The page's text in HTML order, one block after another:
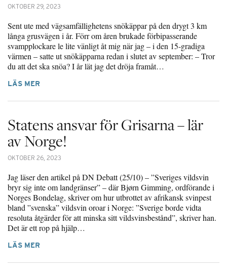
OKTOBER 29, 2023
Sent ute med vägsamfällighetens snökäppar på den drygt 3 km
långa grusvägen i år. Förr om åren brukade förbipasserande
svampplockare le lite vänligt åt mig när jag – i den 15-gradiga
värmen – satte ut snökäpparna redan i slutet av september: – Tror
du att det ska snöa? I år lät jag det dröja framåt…
LÄS MER
Statens ansvar för Grisarna – lär
av Norge!
OKTOBER 26, 2023
Jag läser den artikel på DN Debatt (25/10) – ”Sveriges vildsvin
bryr sig inte om landgränser” – där Bjørn Gimming, ordförande i
Norges Bondelag, skriver om hur utbrottet av afrikansk svinpest
bland ”svenska” vildsvin oroar i Norge: ”Sverige borde vidta
resoluta åtgärder för att minska sitt vildsvinsbestånd”, skriver han.
Det är ett rop på hjälp…
LÄS MER